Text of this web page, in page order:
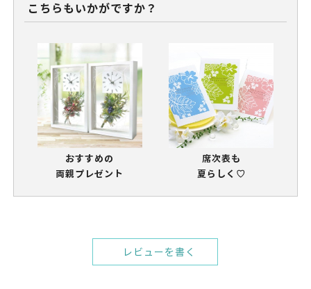
こちらもいかがですか？
おすすめの
両親プレゼント
席次表も
夏らしく♡
レビューを書く